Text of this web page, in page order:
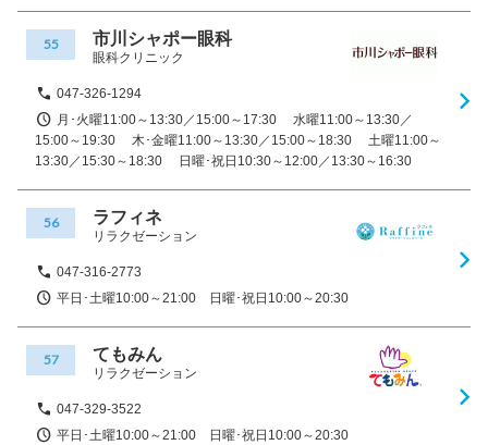
55 市川シャポー眼科
眼科クリニック
047-326-1294
月･火曜11:00～13:30／15:00～17:30 水曜11:00～13:30／
15:00～19:30 木･金曜11:00～13:30／15:00～18:30 土曜11:00～
13:30／15:30～18:30 日曜･祝日10:30～12:00／13:30～16:30
56 ラフィネ
リラクゼーション
047-316-2773
平日･土曜10:00～21:00 日曜･祝日10:00～20:30
57 てもみん
リラクゼーション
047-329-3522
平日･土曜10:00～21:00 日曜･祝日10:00～20:30